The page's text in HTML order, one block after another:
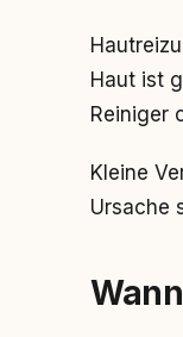
Haut ist
Reiniger
Kleine
Ursache